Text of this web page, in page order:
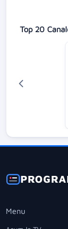
Top 20
Menu